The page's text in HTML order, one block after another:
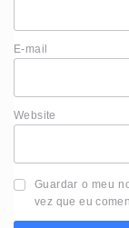
Website
Guardar o meu
vez que eu